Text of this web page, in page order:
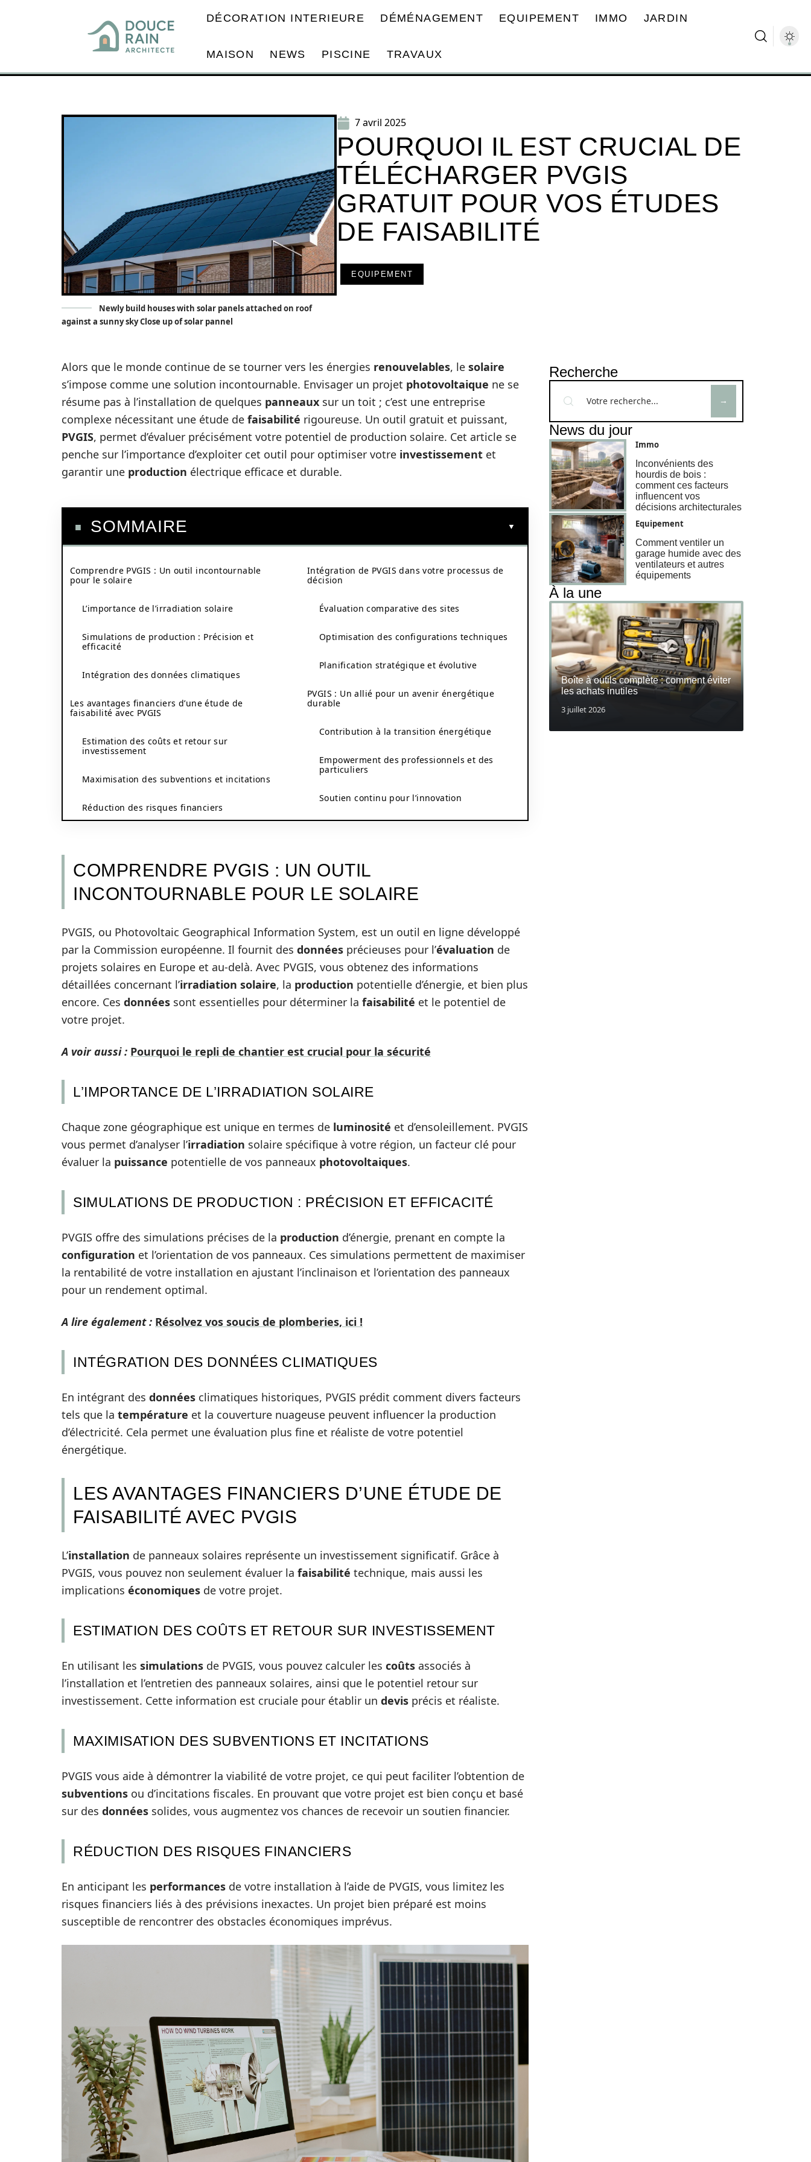
DÉCORATION INTERIEURE DÉMÉNAGEMENT EQUIPEMENT IMMO JARDIN
MAISON NEWS PISCINE TRAVAUX
Newly build houses with solar panels attached on roof
against a sunny sky Close up of solar pannel
7 avril 2025
POURQUOI IL EST CRUCIAL DE
TÉLÉCHARGER PVGIS
GRATUIT POUR VOS ÉTUDES
DE FAISABILITÉ
EQUIPEMENT
Alors que le monde continue de se tourner vers les énergies renouvelables, le solaire
s’impose comme une solution incontournable. Envisager un projet photovoltaique ne se
résume pas à l’installation de quelques panneaux sur un toit ; c’est une entreprise
complexe nécessitant une étude de faisabilité rigoureuse. Un outil gratuit et puissant,
PVGIS, permet d’évaluer précisément votre potentiel de production solaire. Cet article se
penche sur l’importance d’exploiter cet outil pour optimiser votre investissement et
garantir une production électrique efficace et durable.
SOMMAIRE
Comprendre PVGIS : Un outil incontournable
pour le solaire
L’importance de l’irradiation solaire
Simulations de production : Précision et
efficacité
Intégration des données climatiques
Les avantages financiers d’une étude de
faisabilité avec PVGIS
Estimation des coûts et retour sur
investissement
Maximisation des subventions et incitations
Réduction des risques financiers
Intégration de PVGIS dans votre processus de
décision
Évaluation comparative des sites
Optimisation des configurations techniques
Planification stratégique et évolutive
PVGIS : Un allié pour un avenir énergétique
durable
Contribution à la transition énergétique
Empowerment des professionnels et des
particuliers
Soutien continu pour l’innovation
COMPRENDRE PVGIS : UN OUTIL
INCONTOURNABLE POUR LE SOLAIRE
PVGIS, ou Photovoltaic Geographical Information System, est un outil en ligne développé
par la Commission européenne. Il fournit des données précieuses pour l’évaluation de
projets solaires en Europe et au-delà. Avec PVGIS, vous obtenez des informations
détaillées concernant l’irradiation solaire, la production potentielle d’énergie, et bien plus
encore. Ces données sont essentielles pour déterminer la faisabilité et le potentiel de
votre projet.
A voir aussi : Pourquoi le repli de chantier est crucial pour la sécurité
L’IMPORTANCE DE L’IRRADIATION SOLAIRE
Chaque zone géographique est unique en termes de luminosité et d’ensoleillement. PVGIS
vous permet d’analyser l’irradiation solaire spécifique à votre région, un facteur clé pour
évaluer la puissance potentielle de vos panneaux photovoltaiques.
SIMULATIONS DE PRODUCTION : PRÉCISION ET EFFICACITÉ
PVGIS offre des simulations précises de la production d’énergie, prenant en compte la
configuration et l’orientation de vos panneaux. Ces simulations permettent de maximiser
la rentabilité de votre installation en ajustant l’inclinaison et l’orientation des panneaux
pour un rendement optimal.
A lire également : Résolvez vos soucis de plomberies, ici !
INTÉGRATION DES DONNÉES CLIMATIQUES
En intégrant des données climatiques historiques, PVGIS prédit comment divers facteurs
tels que la température et la couverture nuageuse peuvent influencer la production
d’électricité. Cela permet une évaluation plus fine et réaliste de votre potentiel
énergétique.
LES AVANTAGES FINANCIERS D’UNE ÉTUDE DE
FAISABILITÉ AVEC PVGIS
L’installation de panneaux solaires représente un investissement significatif. Grâce à
PVGIS, vous pouvez non seulement évaluer la faisabilité technique, mais aussi les
implications économiques de votre projet.
ESTIMATION DES COÛTS ET RETOUR SUR INVESTISSEMENT
En utilisant les simulations de PVGIS, vous pouvez calculer les coûts associés à
l’installation et l’entretien des panneaux solaires, ainsi que le potentiel retour sur
investissement. Cette information est cruciale pour établir un devis précis et réaliste.
MAXIMISATION DES SUBVENTIONS ET INCITATIONS
PVGIS vous aide à démontrer la viabilité de votre projet, ce qui peut faciliter l’obtention de
subventions ou d’incitations fiscales. En prouvant que votre projet est bien conçu et basé
sur des données solides, vous augmentez vos chances de recevoir un soutien financier.
RÉDUCTION DES RISQUES FINANCIERS
En anticipant les performances de votre installation à l’aide de PVGIS, vous limitez les
risques financiers liés à des prévisions inexactes. Un projet bien préparé est moins
susceptible de rencontrer des obstacles économiques imprévus.
Recherche
News du jour
Immo
Inconvénients des
hourdis de bois :
comment ces facteurs
influencent vos
décisions architecturales
Equipement
Comment ventiler un
garage humide avec des
ventilateurs et autres
équipements
À la une
Boîte à outils complète : comment éviter
les achats inutiles
3 juillet 2026